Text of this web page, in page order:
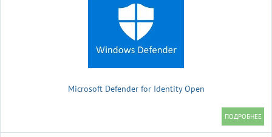
Microsoft Defender for Identity Open